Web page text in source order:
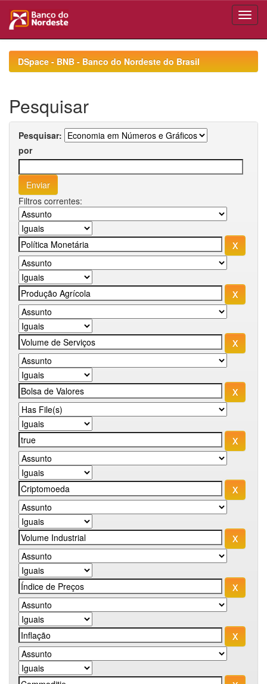
navigationDSpace - BNB - Banco do Nordeste do Brasil
Pesquisar
Pesquisar:
por
Filtros correntes: